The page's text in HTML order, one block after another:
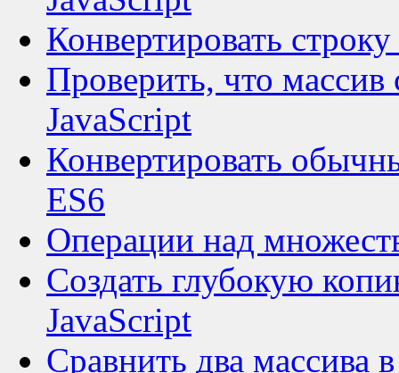
Конвертировать
Проверить, что массив
JavaScript
Конвертировать
ES6
Операции над
Создать глубокую
JavaScript
Сравнить два массива